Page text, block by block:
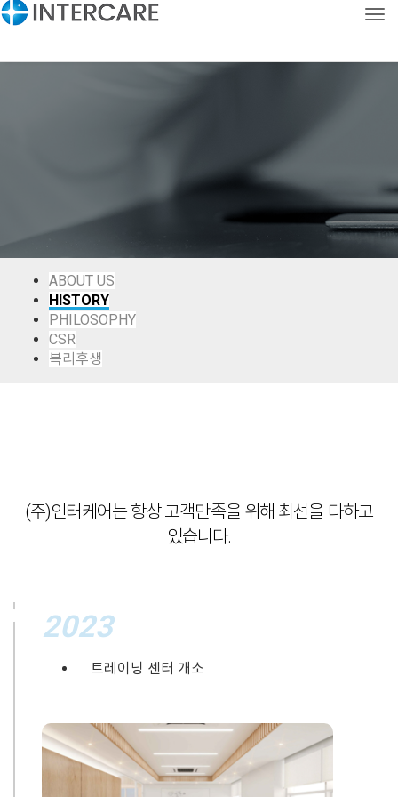
ABOUT US
HISTORY
PHILOSOPHY
CSR
복리후생
(주)인터케어는 항상 고객만족을 위해 최선을 다하고
있습니다.
2023
트레이닝 센터 개소